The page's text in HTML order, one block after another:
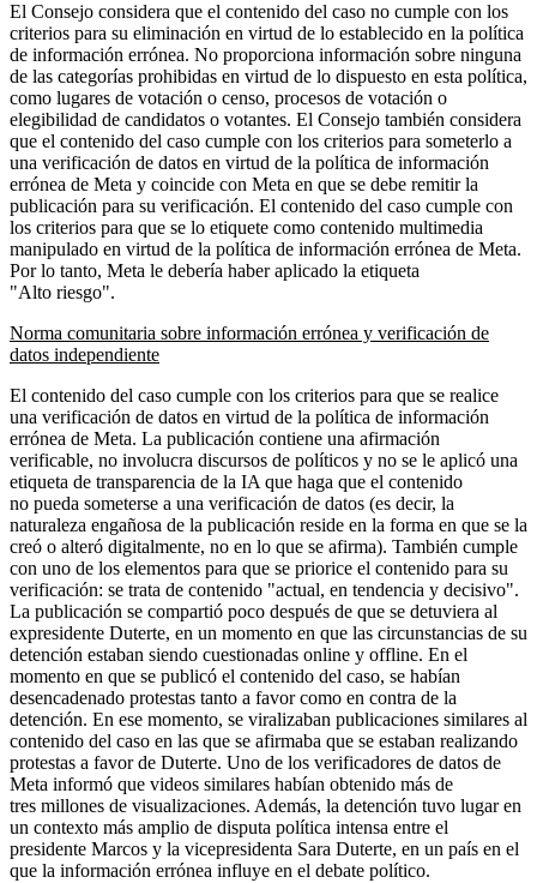
El Consejo considera que el contenido del caso no cumple con los
criterios para su eliminación en virtud de lo establecido en la política
de información errónea. No proporciona información sobre ninguna
de las categorías prohibidas en virtud de lo dispuesto en esta política,
como lugares de votación o censo, procesos de votación o
elegibilidad de candidatos o votantes. El Consejo también considera
que el contenido del caso cumple con los criterios para someterlo a
una verificación de datos en virtud de la política de información
errónea de Meta y coincide con Meta en que se debe remitir la
publicación para su verificación. El contenido del caso cumple con
los criterios para que se lo etiquete como contenido multimedia
manipulado en virtud de la política de información errónea de Meta.
Por lo tanto, Meta le debería haber aplicado la etiqueta
"Alto riesgo".
Norma comunitaria sobre información errónea y verificación de
datos independiente
El contenido del caso cumple con los criterios para que se realice
una verificación de datos en virtud de la política de información
errónea de Meta. La publicación contiene una afirmación
verificable, no involucra discursos de políticos y no se le aplicó una
etiqueta de transparencia de la IA que haga que el contenido
no pueda someterse a una verificación de datos (es decir, la
naturaleza engañosa de la publicación reside en la forma en que se la
creó o alteró digitalmente, no en lo que se afirma). También cumple
con uno de los elementos para que se priorice el contenido para su
verificación: se trata de contenido "actual, en tendencia y decisivo".
La publicación se compartió poco después de que se detuviera al
expresidente Duterte, en un momento en que las circunstancias de su
detención estaban siendo cuestionadas online y offline. En el
momento en que se publicó el contenido del caso, se habían
desencadenado protestas tanto a favor como en contra de la
detención. En ese momento, se viralizaban publicaciones similares al
contenido del caso en las que se afirmaba que se estaban realizando
protestas a favor de Duterte. Uno de los verificadores de datos de
Meta informó que videos similares habían obtenido más de
tres millones de visualizaciones. Además, la detención tuvo lugar en
un contexto más amplio de disputa política intensa entre el
presidente Marcos y la vicepresidenta Sara Duterte, en un país en el
que la información errónea influye en el debate político.